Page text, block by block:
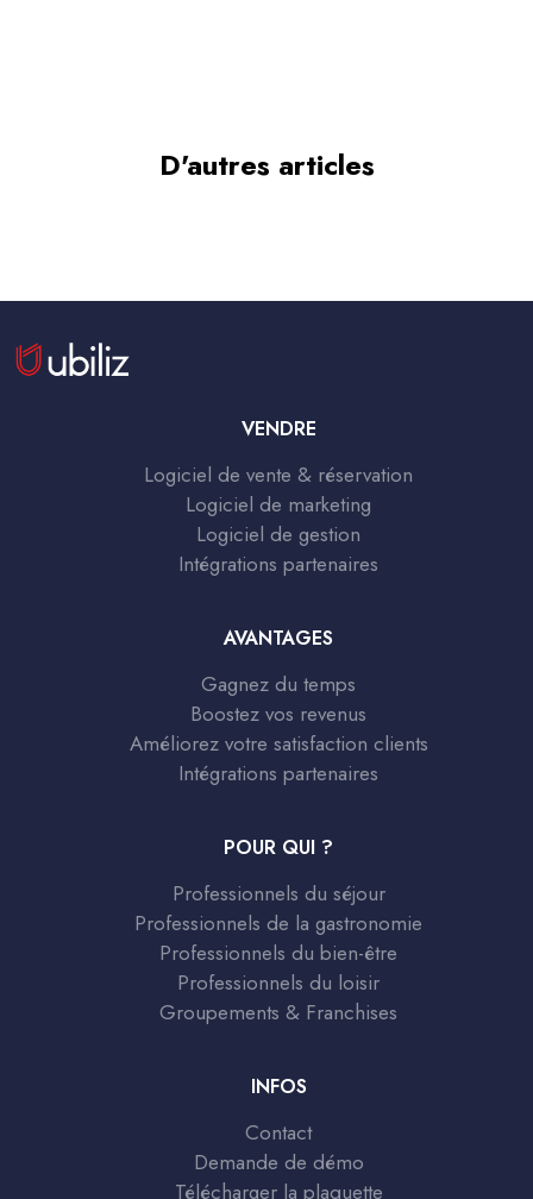
D'autres articles
VENDRE
Logiciel de vente & réservation
Logiciel de marketing
Logiciel de gestion
Intégrations partenaires
AVANTAGES
Gagnez du temps
Boostez vos revenus
Améliorez votre satisfaction clients
Intégrations partenaires
POUR QUI ?
Professionnels du séjour
Professionnels de la gastronomie
Professionnels du bien-être
Professionnels du loisir
Groupements & Franchises
INFOS
Contact
Demande de démo
Télécharger la plaquette